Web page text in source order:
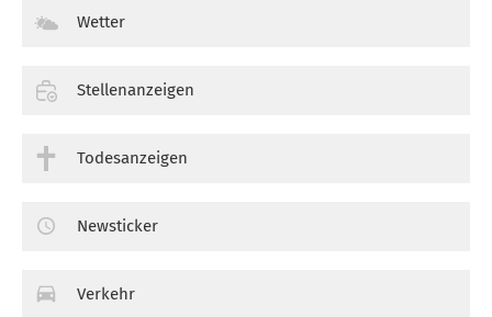
Wetter
Stellenanzeigen
Todesanzeigen
Newsticker
Verkehr